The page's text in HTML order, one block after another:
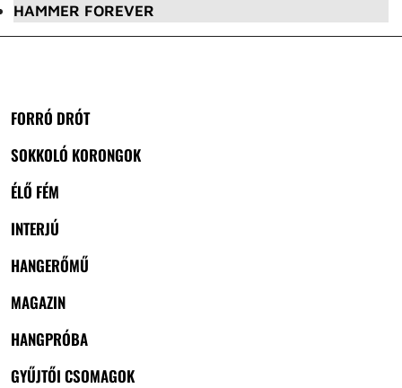
HAMMER FOREVER
FORRÓ DRÓT
SOKKOLÓ KORONGOK
ÉLŐ FÉM
INTERJÚ
HANGERŐMŰ
MAGAZIN
HANGPRÓBA
GYŰJTŐI CSOMAGOK